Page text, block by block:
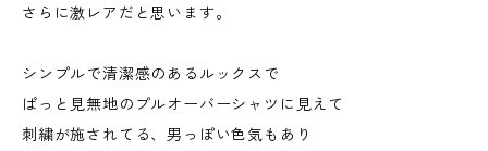
さらに激レアだと思います。
シンプルで清潔感のあるルックスで
ぱっと見無地のプルオーバーシャツに見えて
刺繍が施されてる、男っぽい色気もあり